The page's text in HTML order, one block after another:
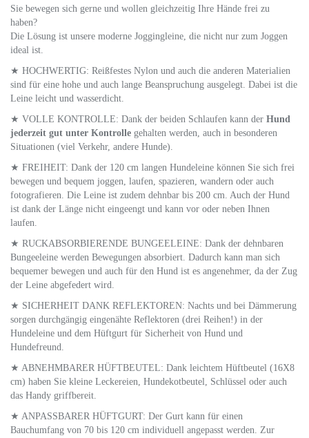
Sie bewegen sich gerne und wollen gleichzeitig Ihre Hände frei zu
haben?
Die Lösung ist unsere moderne Joggingleine, die nicht nur zum Joggen
ideal ist.
★ HOCHWERTIG: Reißfestes Nylon und auch die anderen Materialien
sind für eine hohe und auch lange Beanspruchung ausgelegt. Dabei ist die
Leine leicht und wasserdicht.
★ VOLLE KONTROLLE: Dank der beiden Schlaufen kann der Hund
jederzeit gut unter Kontrolle gehalten werden, auch in besonderen
Situationen (viel Verkehr, andere Hunde).
★ FREIHEIT: Dank der 120 cm langen Hundeleine können Sie sich frei
bewegen und bequem joggen, laufen, spazieren, wandern oder auch
fotografieren. Die Leine ist zudem dehnbar bis 200 cm. Auch der Hund
ist dank der Länge nicht eingeengt und kann vor oder neben Ihnen
laufen.
★ RUCKABSORBIERENDE BUNGEELEINE: Dank der dehnbaren
Bungeeleine werden Bewegungen absorbiert. Dadurch kann man sich
bequemer bewegen und auch für den Hund ist es angenehmer, da der Zug
der Leine abgefedert wird.
★ SICHERHEIT DANK REFLEKTOREN: Nachts und bei Dämmerung
sorgen durchgängig eingenähte Reflektoren (drei Reihen!) in der
Hundeleine und dem Hüftgurt für Sicherheit von Hund und
Hundefreund.
★ ABNEHMBARER HÜFTBEUTEL: Dank leichtem Hüftbeutel (16X8
cm) haben Sie kleine Leckereien, Hundekotbeutel, Schlüssel oder auch
das Handy griffbereit.
★ ANPASSBARER HÜFTGURT: Der Gurt kann für einen
Bauchumfang von 70 bis 120 cm individuell angepasst werden. Zur